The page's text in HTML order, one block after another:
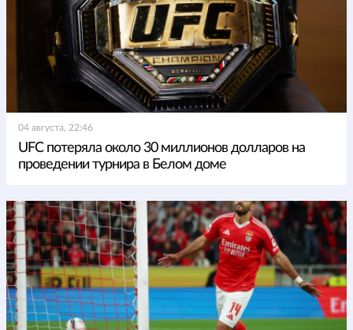
04 августа, 22:46
UFC потеряла около 30 миллионов долларов на
проведении турнира в Белом доме